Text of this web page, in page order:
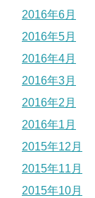
2016年6月
2016年5月
2016年4月
2016年3月
2016年2月
2016年1月
2015年12月
2015年11月
2015年10月